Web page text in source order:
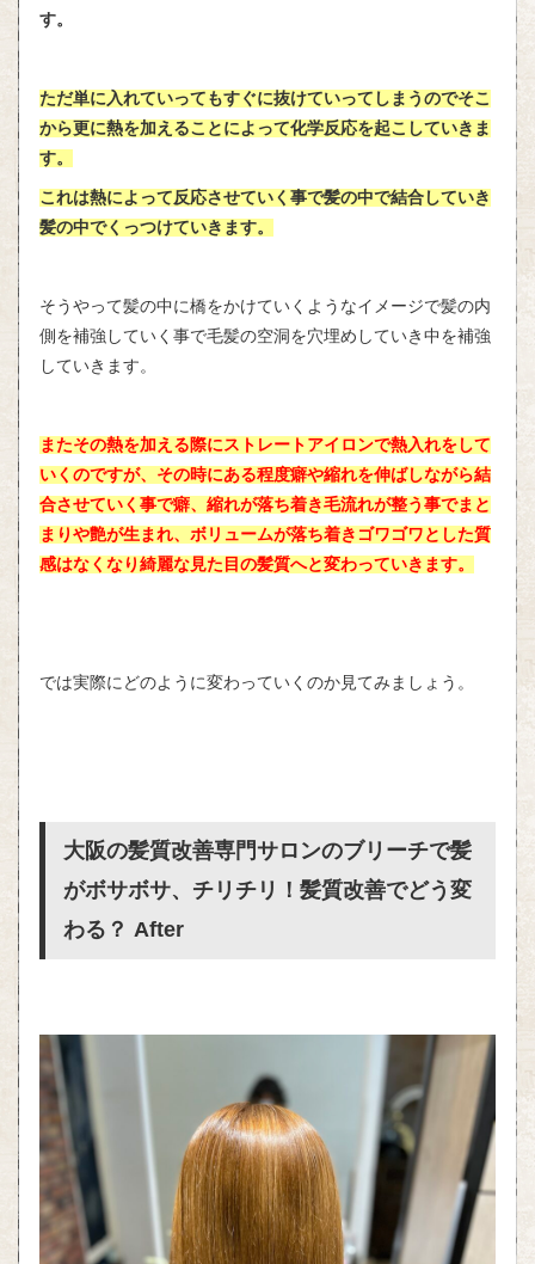
す。
ただ単に入れていってもすぐに抜けていってしまうのでそこ
から更に熱を加えることによって化学反応を起こしていきま
す。
これは熱によって反応させていく事で髪の中で結合していき
髪の中でくっつけていきます。
そうやって髪の中に橋をかけていくようなイメージで髪の内
側を補強していく事で毛髪の空洞を穴埋めしていき中を補強
していきます。
またその熱を加える際にストレートアイロンで熱入れをして
いくのですが、その時にある程度癖や縮れを伸ばしながら結
合させていく事で癖、縮れが落ち着き毛流れが整う事でまと
まりや艶が生まれ、ボリュームが落ち着きゴワゴワとした質
感はなくなり綺麗な見た目の髪質へと変わっていきます。
では実際にどのように変わっていくのか見てみましょう。
大阪の髪質改善専門サロンのブリーチで髪
がボサボサ、チリチリ！髪質改善でどう変
わる？ After